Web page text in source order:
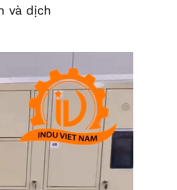
và dịch